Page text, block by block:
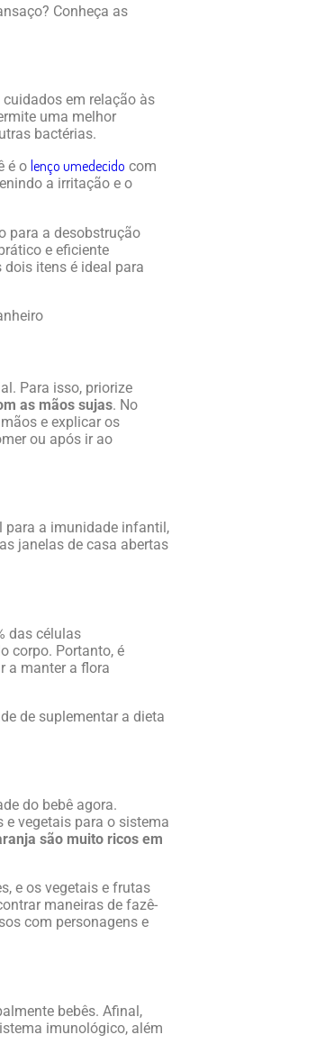
Conheça as
em relação às
uma melhor
bactérias.
é o lenço umedecido com
a irritação e o
para a desobstrução
e eficiente
itens é ideal para
Para isso, priorize
as mãos sujas. No
e explicar os
ou após ir ao
para a imunidade infantil,
janelas de casa abertas
das células
corpo. Portanto, é
a manter a flora
de suplementar a dieta
do bebê agora.
e vegetais para o sistema
são muito ricos em
e os vegetais e frutas
maneiras de fazê-
com personagens e
bebês. Afinal,
imunológico, além